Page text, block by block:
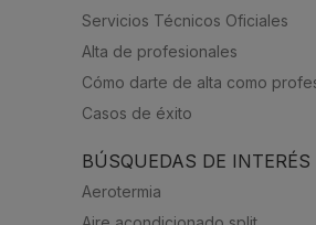
Servicios Técnicos Oficiales
Alta de profesionales
Cómo darte de alta como
Casos de éxito
BÚSQUEDAS DE INTERÉS
Aerotermia